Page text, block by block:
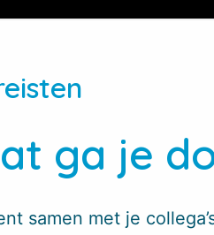
ga je
samen met je